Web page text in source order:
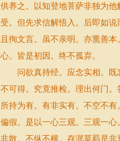
供养之。以知登地菩萨非独为
受。但先求信解悟入。后即如
且徇文言。虽不亲明。亦熏善
心。皆是初因。终不孤弃。
问欲真持经。应念实相。既
不可得。究竟推检。理出何门
所持为有。有非实有。不空不
偏假。是以一心三观。三观一
非散。不纵不横。存泯莫羁是